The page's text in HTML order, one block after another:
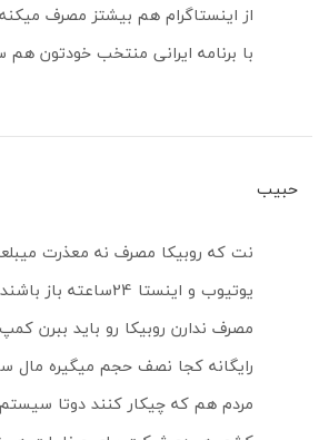
از اینستاگرام هم بیشتز مصرف میکنه
با برنامه ایرانی منتخب خودتون هم
حبیب
نت که روبیکا مصرف نه معذرت
یوتیوب و اینستا
مصرف ندارن روبیکا رو باید ببرن
رایگانه کجا نصف حجم میگیره مال
مردم هم که چیکار کنند دوتا سیستم